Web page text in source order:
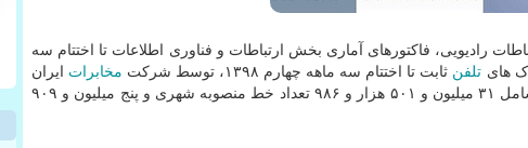
رادیویی، فاکتورهای آماری بخش ارتباطات و فناوری اطلاعات تا اختتام سه
تلفن ثابت تا اختتام سه ماهه چهارم ۱۳۹۸، توسط شرکت مخابرات ایران
به مجموع ۳۷ میلیون و ۴۱۱ هزار و ۷۰۰ خط منصوبه رسیده که شامل ۳۱ میلیون و ۵۰۱ هزار و ۹۸۶ تعداد خط منصوبه شهری و پنج میلیون و ۹۰۹